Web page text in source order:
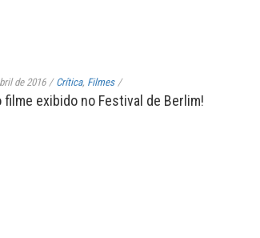
de 2016 / Crítica, Filmes /
filme exibido no Festival de Berlim!